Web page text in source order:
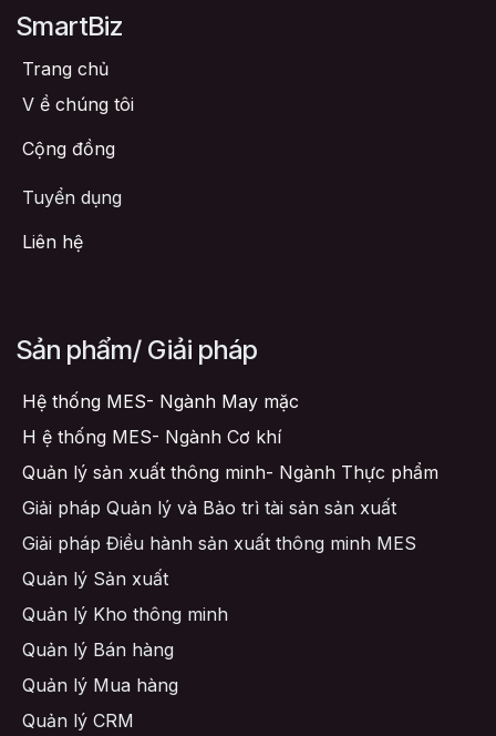
SmartBiz
Trang chủ
V ề chúng tôi
Cộng đồng
Tuyển dụng
Liên hệ
Sản phẩm/ Giải pháp
Hệ thống MES- Ngành May mặc
H ệ thống MES- Ngành Cơ khí
Quản lý sản xuất thông minh- Ngành Thực phẩm
Giải pháp Quản lý và Bảo trì tài sản sản xuất
Giải pháp Điều hành sản xuất thông minh MES
Quản lý Sản xuất
Quản lý Kho thông minh
Quản lý Bán hàng
Quản lý Mua hàng
Quản lý CRM